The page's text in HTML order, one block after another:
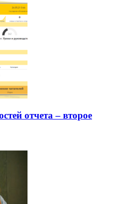
отчета – второе